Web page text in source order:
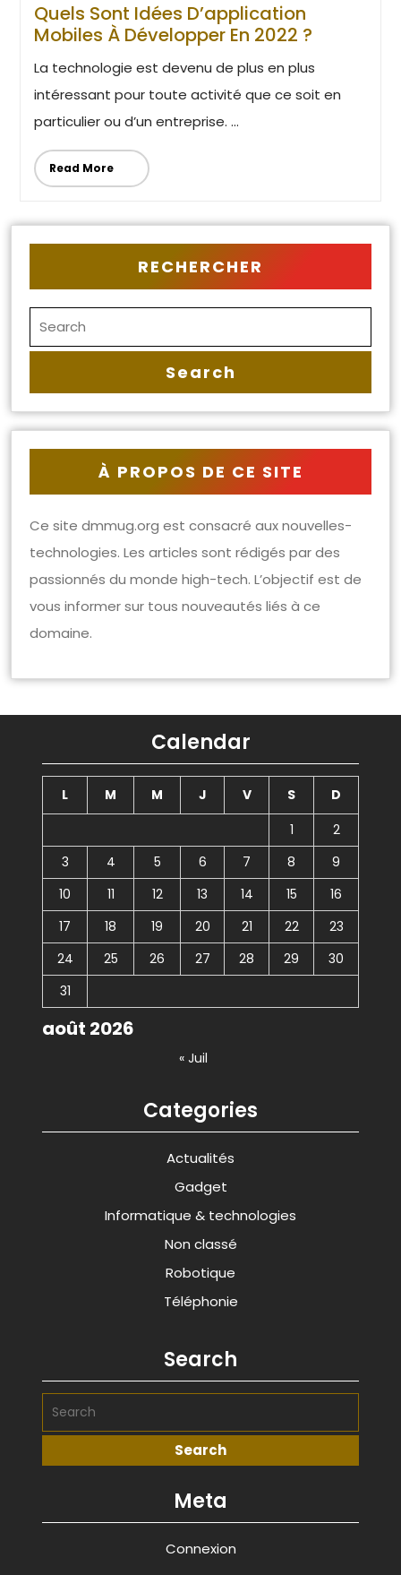
Quels Sont Idées D’application
Mobiles À Développer En 2022 ?
La technologie est devenu de plus en plus
intéressant pour toute activité que ce soit en
particulier ou d’un entreprise. ...
Read More
RECHERCHER
À PROPOS DE CE SITE
Ce site dmmug.org est consacré aux nouvelles-
technologies. Les articles sont rédigés par des
passionnés du monde high-tech. L’objectif est de
vous informer sur tous nouveautés liés à ce
domaine.
Calendar
août 2026
L M M J V S
D
1
2
3
4 5 6 7 8
9
10
11 12 13 14 15
16
17
18 19 20 21 22
23
24
25 26 27 28 29
30
31
« Juil
Categories
Actualités
Gadget
Informatique & technologies
Non classé
Robotique
Téléphonie
Search
Meta
Connexion